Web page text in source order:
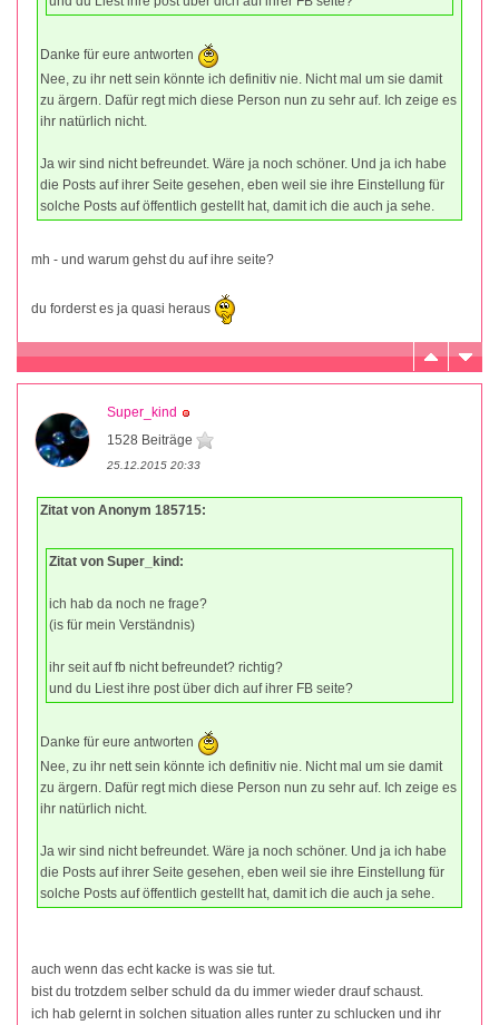
Danke für eure antworten
Nee, zu ihr nett sein könnte ich definitiv nie. Nicht mal um sie damit
zu ärgern. Dafür regt mich diese Person nun zu sehr auf. Ich zeige es
ihr natürlich nicht.
Ja wir sind nicht befreundet. Wäre ja noch schöner. Und ja ich habe
die Posts auf ihrer Seite gesehen, eben weil sie ihre Einstellung für
solche Posts auf öffentlich gestellt hat, damit ich die auch ja sehe.
mh - und warum gehst du auf ihre seite?
du forderst es ja quasi heraus
Super_kind
1528 Beiträge
25.12.2015 20:33
Zitat von Anonym 185715:
Zitat von Super_kind:
ich hab da noch ne frage?
(is für mein Verständnis)
ihr seit auf fb nicht befreundet? richtig?
und du Liest ihre post über dich auf ihrer FB seite?
Danke für eure antworten
Nee, zu ihr nett sein könnte ich definitiv nie. Nicht mal um sie damit
zu ärgern. Dafür regt mich diese Person nun zu sehr auf. Ich zeige es
ihr natürlich nicht.
Ja wir sind nicht befreundet. Wäre ja noch schöner. Und ja ich habe
die Posts auf ihrer Seite gesehen, eben weil sie ihre Einstellung für
solche Posts auf öffentlich gestellt hat, damit ich die auch ja sehe.
auch wenn das echt kacke is was sie tut.
bist du trotzdem selber schuld da du immer wieder drauf schaust.
ich hab gelernt in solchen situation alles runter zu schlucken und ihr